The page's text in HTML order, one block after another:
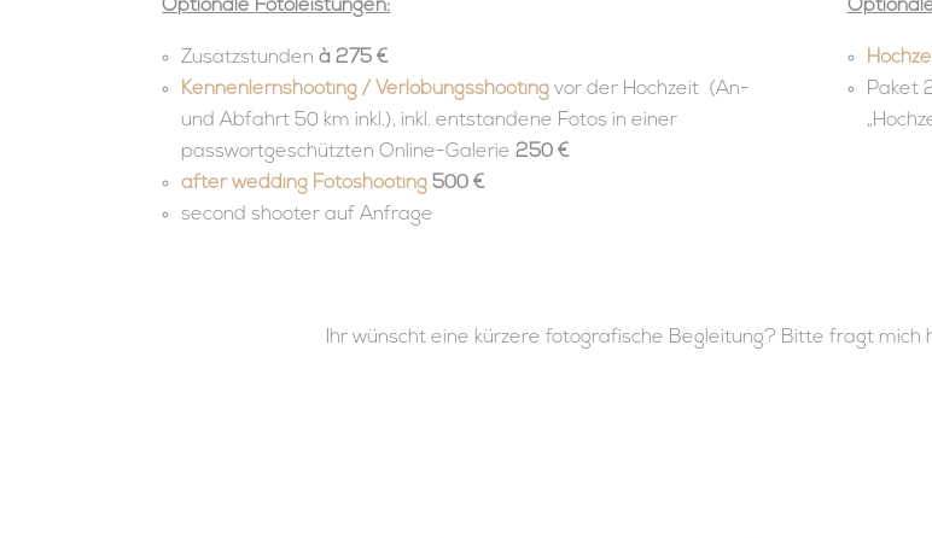
Optionale Fotoleistungen:
Zusatzstunden à 275 €
Kennenlernshooting / Verlobungsshooting vor der Hochzeit (An-
und Abfahrt 50 km inkl.), inkl. entstandene Fotos in einer
passwortgeschützten Online-Galerie 250 €
after wedding Fotoshooting 500 €
second shooter auf Anfrage
Paket
Ihr wünscht eine kürzere fotografische Begleitung? Bitte fragt